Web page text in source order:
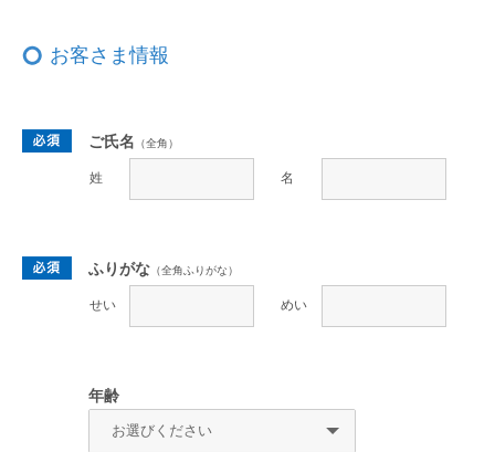
お客さま情報
ご氏名 （全角）
姓 名
ふりがな （全角ふりがな）
せい めい
年齢